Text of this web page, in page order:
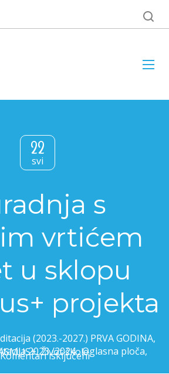
22
svi
s
vrtićem
u sklopu
projekta
(2023.-2027.) PRVA GODINA,
2023./2024.,Oglasna ploča,
,Život škole
Komentari isključeniza Suradnja s Dječjim vrtićem Siget u sklopu Erasmus+ projekta